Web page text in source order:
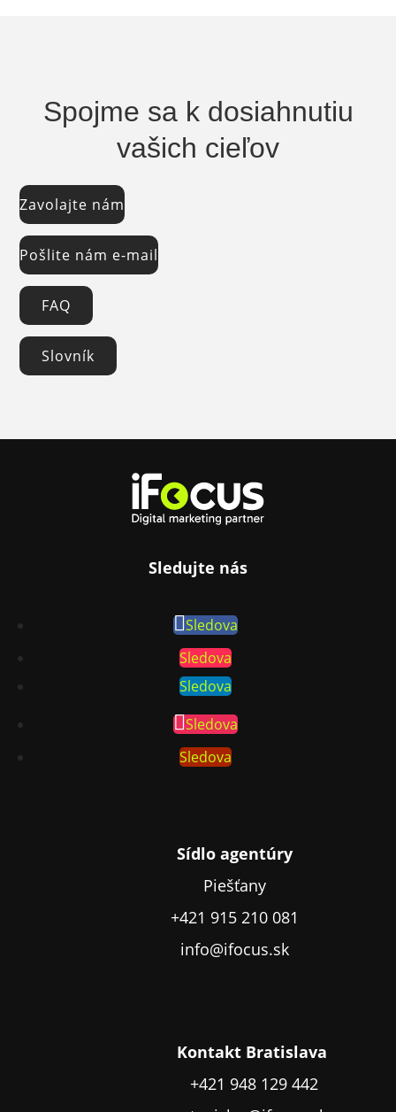
Spojme sa k dosiahnutiu
vašich cieľov
Zavolajte nám
Pošlite nám e-mail
FAQ
Slovník
Sledujte nás
Sledova
Sledova
Sledova
Sledova
Sledova
Sídlo agentúry
Piešťany
+421 915 210 081
info@ifocus.sk
Kontakt Bratislava
+421 948 129 442